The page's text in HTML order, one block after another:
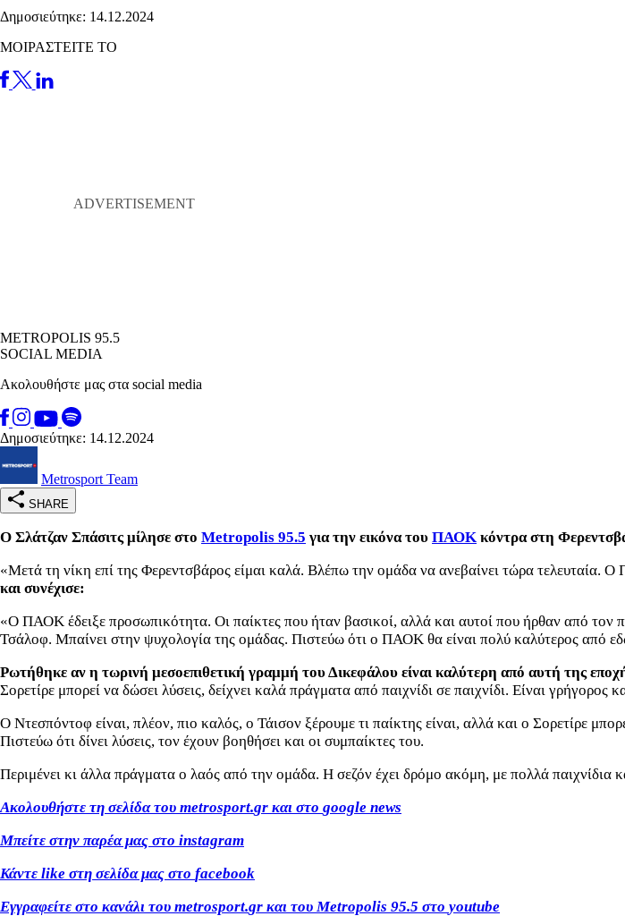
Δημοσιεύτηκε: 14.12.2024
ΜΟΙΡΑΣΤΕΙΤΕ ΤΟ
METROPOLIS 95.5
SOCIAL MEDIA
Ακολουθήστε μας στα social media
Δημοσιεύτηκε: 14.12.2024
Metrosport Team
SHARE
Ο Σλάτζαν Σπάσιτς μίλησε στο Metropolis 95.5 για την εικόνα του ΠΑΟΚ κόντρα στη
«Μετά τη νίκη επί της Φερεντσβάρος είμαι καλά. Βλέπω την ομάδα να ανεβαίνει τώρα τελευταία.
και συνέχισε:
«Ο ΠΑΟΚ έδειξε προσωπικότητα. Οι παίκτες που ήταν βασικοί, αλλά και αυτοί που ήρθαν από
Τσάλοφ. Μπαίνει στην ψυχολογία της ομάδας. Πιστεύω ότι ο ΠΑΟΚ θα είναι πολύ καλύτερος από
Ρωτήθηκε αν η τωρινή μεσοεπιθετική γραμμή του Δικεφάλου είναι καλύτερη από αυτή της
Σορετίρε μπορεί να δώσει λύσεις, δείχνει καλά πράγματα από παιχνίδι σε παιχνίδι. Είναι γρήγορος
Ο Ντεσπόντοφ είναι, πλέον, πιο καλός, ο Τάισον ξέρουμε τι παίκτης είναι, αλλά και ο Σορετίρε
Πιστεύω ότι δίνει λύσεις, τον έχουν βοηθήσει και οι συμπαίκτες του.
Περιμένει κι άλλα πράγματα ο λαός από την ομάδα. Η σεζόν έχει δρόμο ακόμη, με πολλά παιχνίδια
Ακολουθήστε τη σελίδα του metrosport.gr και στο google news
Μπείτε στην παρέα μας στο instagram
Κάντε like στη σελίδα μας στο facebook
Εγγραφείτε στο κανάλι του metrosport.gr και τουMetropolis 95.5 στο youtube